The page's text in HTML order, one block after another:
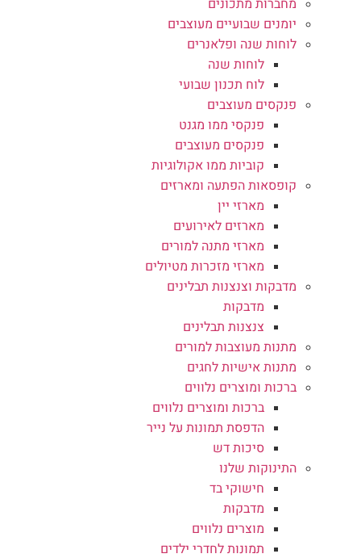
יומנים שבועיים מעוצבים
לוחות שנה ופלאנרים
לוחות שנה
לוח תכנון שבועי
פנקסים מעוצבים
פנקסי ממו מגנט
פנקסים מעוצבים
קוביות ממו אקולוגיות
קופסאות הפתעה ומארזים
מארזי יין
מארזים לאירועים
מארזי מתנה למורים
מארזי מזכרות מטיולים
מדבקות וצנצנות תבלינים
מדבקות
צנצנות תבלינים
מתנות מעוצבות למורים
מתנות אישיות לחגים
ברכות ומוצרים נלווים
ברכות ומוצרים נלווים
הדפסת תמונות על נייר
סיכות דש
התינוקות שלנו
חישוקי בד
מדבקות
מוצרים נלווים
תמונות לחדרי ילדים